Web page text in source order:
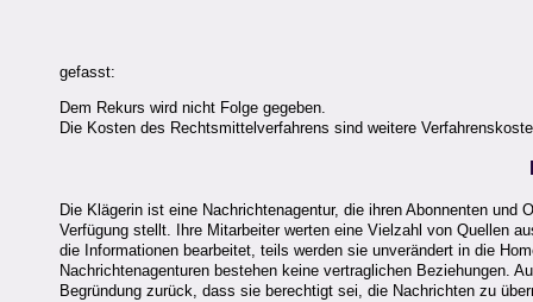
gefasst:
Dem Rekurs wird nicht Folge gegeben.
Die Kosten des Rechtsmittelverfahrens sind weitere
Die Klägerin ist eine Nachrichtenagentur, die ihren Abonnenten
Verfügung stellt. Ihre Mitarbeiter werten eine Vielzahl von Quellen
die Informationen bearbeitet, teils werden sie unverändert in die
Nachrichtenagenturen bestehen keine vertraglichen Beziehungen.
Begründung zurück, dass sie berechtigt sei, die Nachrichten zu